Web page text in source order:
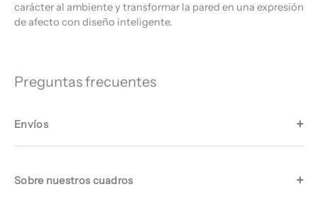
carácter al ambiente y transformar la pared en una expresión
de afecto con diseño inteligente.
Preguntas frecuentes
Envíos
Sobre nuestros cuadros